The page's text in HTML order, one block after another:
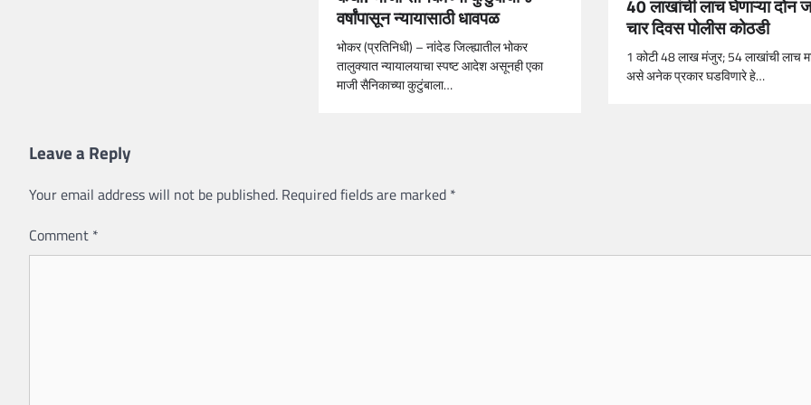
वर्षांपासून न्यायासाठी धावपळ
भोकर (प्रतिनिधी) – नांदेड जिल्ह्यातील भोकर
तालुक्यात न्यायालयाचा स्पष्ट आदेश असूनही एका
माजी सैनिकाच्या कुटुंबाला…
40 लाखांची लाच घेणाऱ्या दोन
चार दिवस पोलीस कोठडी
1 कोटी 48 लाख मंजुर; 54 लाखांची लाच
असे अनेक प्रकार घडविणारे हे…
Leave a Reply
Your email address will not be published. Required fields are marked *
Comment *